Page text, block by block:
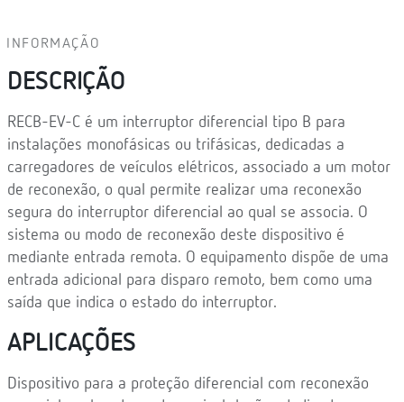
INFORMAÇÃO
DESCRIÇÃO
RECB-EV-C é um interruptor diferencial tipo B para
instalações monofásicas ou trifásicas, dedicadas a
carregadores de veículos elétricos, associado a um motor
de reconexão, o qual permite realizar uma reconexão
segura do interruptor diferencial ao qual se associa. O
sistema ou modo de reconexão deste dispositivo é
mediante entrada remota. O equipamento dispõe de uma
entrada adicional para disparo remoto, bem como uma
saída que indica o estado do interruptor.
APLICAÇÕES
Dispositivo para a proteção diferencial com reconexão